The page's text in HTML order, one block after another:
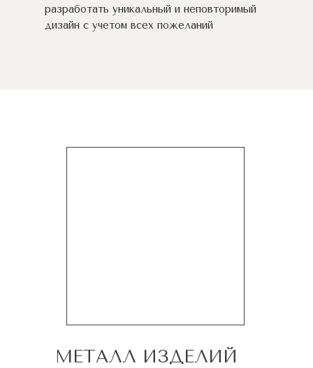
разработать уникальный и неповторимый
дизайн c учетом всех пожеланий
МЕТАЛЛ ИЗДЕЛИЙ